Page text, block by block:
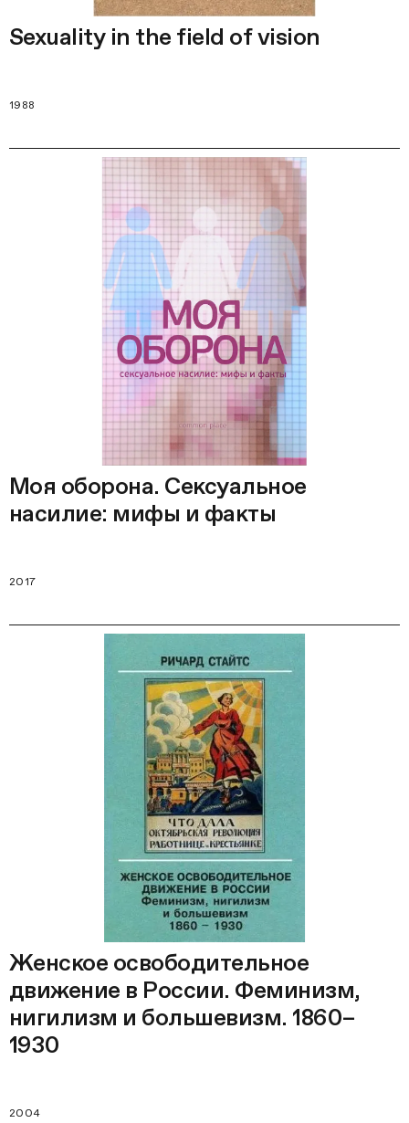
Sexuality in the field of vision
1988
Моя оборона. Сексуальное
насилие: мифы и факты
2017
Женское освободительное
движение в России. Феминизм,
нигилизм и большевизм. 1860–
1930
2004